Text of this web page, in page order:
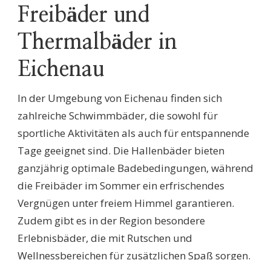
Freibäder und
Thermalbäder in
Eichenau
In der Umgebung von Eichenau finden sich
zahlreiche Schwimmbäder, die sowohl für
sportliche Aktivitäten als auch für entspannende
Tage geeignet sind. Die Hallenbäder bieten
ganzjährig optimale Badebedingungen, während
die Freibäder im Sommer ein erfrischendes
Vergnügen unter freiem Himmel garantieren.
Zudem gibt es in der Region besondere
Erlebnisbäder, die mit Rutschen und
Wellnessbereichen für zusätzlichen Spaß sorgen.